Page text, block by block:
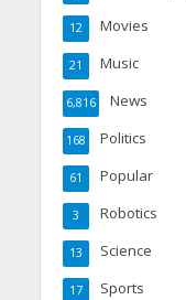
Movies
12
Music
21
News
6,816
Politics
168
Popular
61
Robotics
3
Science
13
Sports
17